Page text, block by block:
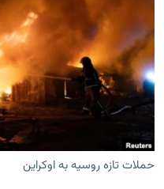
حملات تازه روسیه به اوکراین